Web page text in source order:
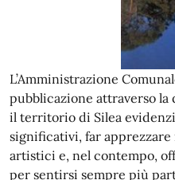
L’Amministrazione
pubblicazione attraverso la
il territorio di Silea
significativi, far
artistici e, nel contempo,
per sentirsi sempre più